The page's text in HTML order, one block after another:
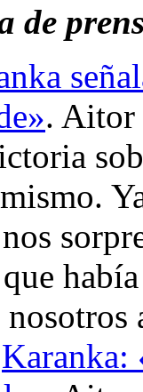
de
. Aitor
Karanka: